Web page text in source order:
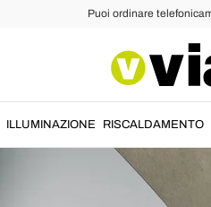
Puoi ordinare
ILLUMINAZIONE RISCALDAMENTO